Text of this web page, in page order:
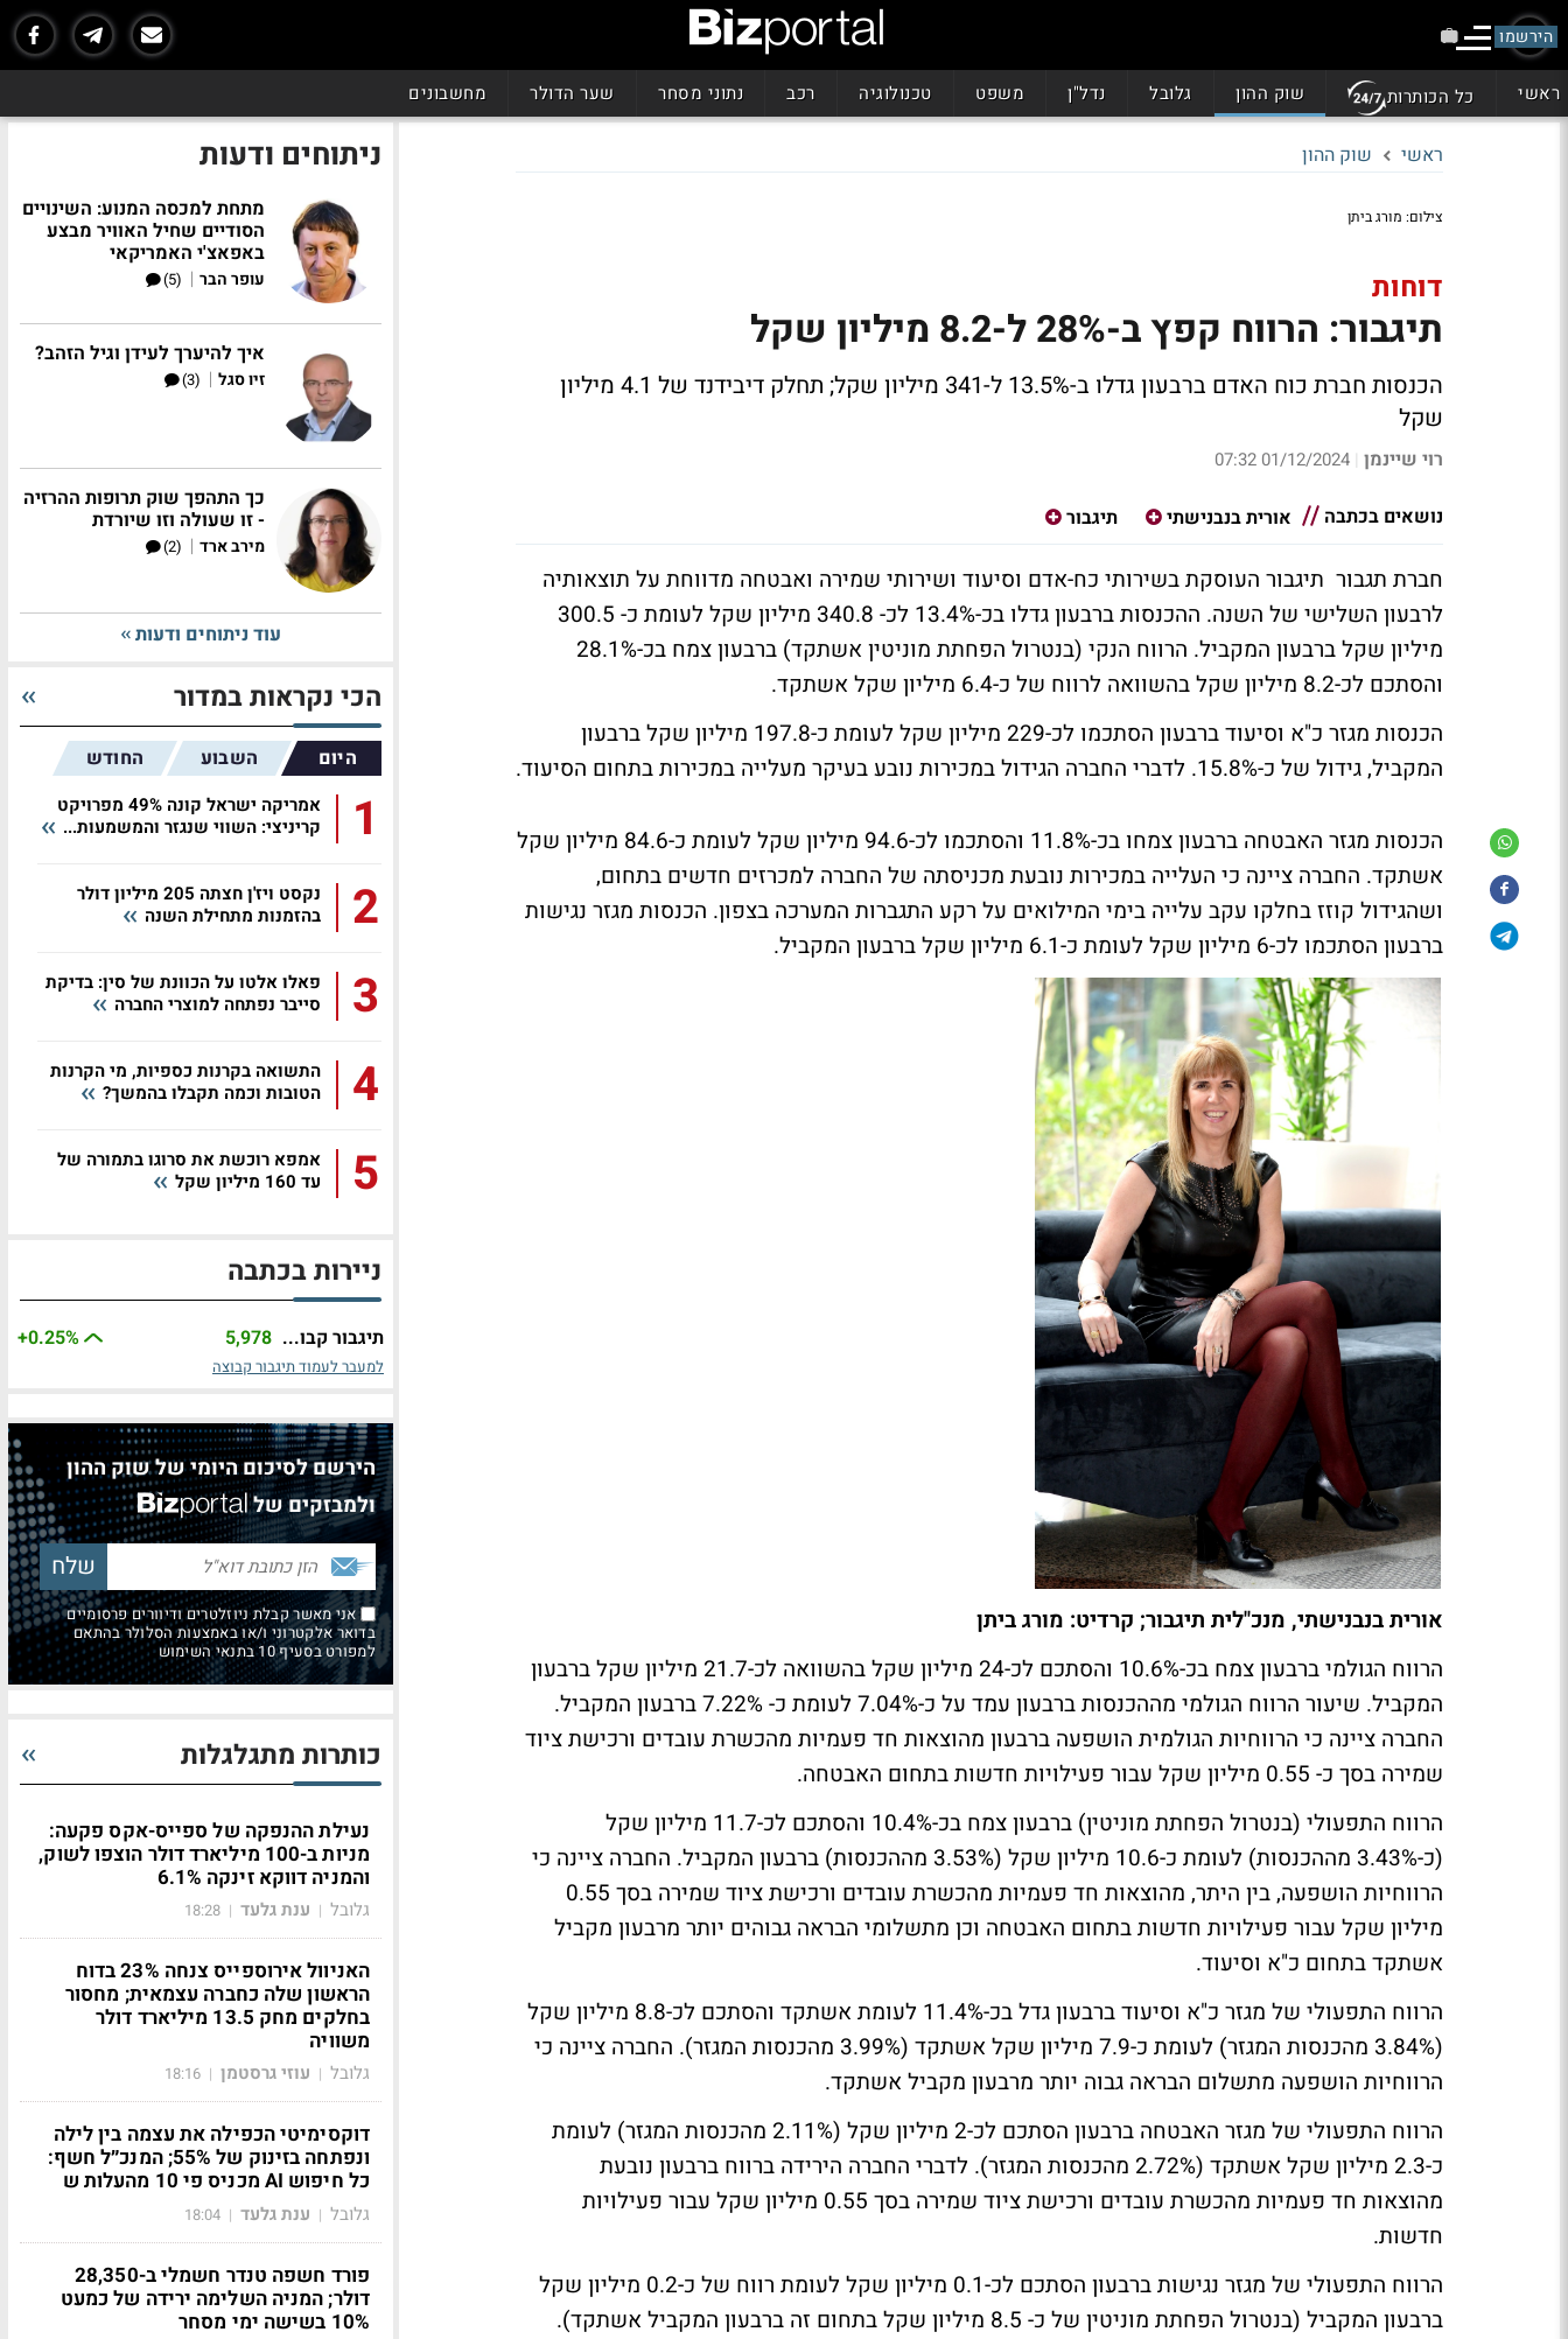
הירשמו
ראשי כל הכותרות שוק ההון גלובל נדל"ן משפט טכנולוגיה רכב נתוני מסחר שער הדולר מחשבונים
ראשי שוק ההון
צילום: מורג ביתן
דוחות
תיגבור: הרווח קפץ ב-28% ל-8.2 מיליון שקל
הכנסות חברת כוח האדם ברבעון גדלו ב-13.5% ל-341 מיליון שקל; תחלק דיבידנד של 4.1 מיליון
שקל
רוי שיינמן |
01/12/2024 07:32
נושאים בכתבה אורית בנבנישתי תיגבור
חברת תגבור תיגבור העוסקת בשירותי כח-אדם וסיעוד ושירותי שמירה ואבטחה מדווחת על תוצאותיה
לרבעון השלישי של השנה. ההכנסות ברבעון גדלו בכ-13.4% לכ- 340.8 מיליון שקל לעומת כ- 300.5
מיליון שקל ברבעון המקביל. הרווח הנקי (בנטרול הפחתת מוניטין אשתקד) ברבעון צמח בכ-28.1%
והסתכם לכ-8.2 מיליון שקל בהשוואה לרווח של כ-6.4 מיליון שקל אשתקד.
הכנסות מגזר כ"א וסיעוד ברבעון הסתכמו לכ-229 מיליון שקל לעומת כ-197.8 מיליון שקל ברבעון
המקביל, גידול של כ-15.8%. לדברי החברה הגידול במכירות נובע בעיקר מעלייה במכירות בתחום הסיעוד.
הכנסות מגזר האבטחה ברבעון צמחו בכ-11.8% והסתכמו לכ-94.6 מיליון שקל לעומת כ-84.6 מיליון שקל
אשתקד. החברה ציינה כי העלייה במכירות נובעת מכניסתה של החברה למכרזים חדשים בתחום,
ושהגידול קוזז בחלקו עקב עלייה בימי המילואים על רקע התגברות המערכה בצפון. הכנסות מגזר נגישות
ברבעון הסתכמו לכ-6 מיליון שקל לעומת כ-6.1 מיליון שקל ברבעון המקביל.
אורית בנבנישתי, מנכ"לית תיגבור; קרדיט: מורג ביתן
הרווח הגולמי ברבעון צמח בכ-10.6% והסתכם לכ-24 מיליון שקל בהשוואה לכ-21.7 מיליון שקל ברבעון
המקביל. שיעור הרווח הגולמי מההכנסות ברבעון עמד על כ-7.04% לעומת כ- 7.22% ברבעון המקביל.
החברה ציינה כי הרווחיות הגולמית הושפעה ברבעון מהוצאות חד פעמיות מהכשרת עובדים ורכישת ציוד
שמירה בסך כ- 0.55 מיליון שקל עבור פעילויות חדשות בתחום האבטחה.
הרווח התפעולי (בנטרול הפחתת מוניטין) ברבעון צמח בכ-10.4% והסתכם לכ-11.7 מיליון שקל
(כ-3.43% מההכנסות) לעומת כ-10.6 מיליון שקל (3.53% מההכנסות) ברבעון המקביל. החברה ציינה כי
הרווחיות הושפעה, בין היתר, מהוצאות חד פעמיות מהכשרת עובדים ורכישת ציוד שמירה בסך 0.55
מיליון שקל עבור פעילויות חדשות בתחום האבטחה וכן מתשלומי הבראה גבוהים יותר מרבעון מקביל
אשתקד בתחום כ"א וסיעוד.
הרווח התפעולי של מגזר כ"א וסיעוד ברבעון גדל בכ-11.4% לעומת אשתקד והסתכם לכ-8.8 מיליון שקל
(3.84% מהכנסות המגזר) לעומת כ-7.9 מיליון שקל אשתקד (3.99% מהכנסות המגזר). החברה ציינה כי
הרווחיות הושפעה מתשלום הבראה גבוה יותר מרבעון מקביל אשתקד.
הרווח התפעולי של מגזר האבטחה ברבעון הסתכם לכ-2 מיליון שקל (2.11% מהכנסות המגזר) לעומת
כ-2.3 מיליון שקל אשתקד (2.72% מהכנסות המגזר). לדברי החברה הירידה ברווח ברבעון נובעת
מהוצאות חד פעמיות מהכשרת עובדים ורכישת ציוד שמירה בסך 0.55 מיליון שקל עבור פעילויות
חדשות.
הרווח התפעולי של מגזר נגישות ברבעון הסתכם לכ-0.1 מיליון שקל לעומת רווח של כ-0.2 מיליון שקל
ברבעון המקביל (בנטרול הפחתת מוניטין של כ- 8.5 מיליון שקל בתחום זה ברבעון המקביל אשתקד).
ניתוחים ודעות
מתחת למכסה המנוע: השינויים
הסודיים שחיל האוויר מבצע
באפאצ'י האמריקאי
עופר הבר |
(5)
איך להיערך לעידן וגיל הזהב?
זיו סגל |
(3)
כך התהפך שוק תרופות ההרזיה
- זו שעולה וזו שיורדת
מירב ארד |
(2)
עוד ניתוחים ודעות
הכי נקראות במדור
היום השבוע החודש
1
אמריקה ישראל קונה 49% מפרויקט
קריניצי: השווי שנגזר והמשמעות...
2
נקסט ויז'ן חצתה 205 מיליון דולר
בהזמנות מתחילת השנה
3
פאלו אלטו על הכוונת של סין: בדיקת
סייבר נפתחה למוצרי החברה
4
התשואה בקרנות כספיות, מי הקרנות
הטובות וכמה תקבלו בהמשך?
5
אמפא רוכשת את סרוגו בתמורה של
עד 160 מיליון שקל
ניירות בכתבה
תיגבור קבו... 5,978
+0.25%
למעבר לעמוד תיגבור קבוצה
הירשם לסיכום היומי של שוק ההון
ולמבזקים של
אני מאשר קבלת ניוזלטרים ודיוורים פרסומיים
בדואר אלקטרוני ו/או באמצעות הסלולר בהתאם
למפורט בסעיף 10 בתנאי השימוש
כותרות מתגלגלות
נעילת ההנפקה של ספייס-אקס פקעה:
מניות ב-100 מיליארד דולר הוצפו לשוק,
והמניה דווקא זינקה 6.1%
גלובל | ענת גלעד |
18:28
האניוול אירוספייס צנחה 23% בדוח
הראשון שלה כחברה עצמאית; מחסור
בחלקים מחק 13.5 מיליארד דולר
משוויה
גלובל | עוזי גרסטמן |
18:16
דוקסימיטי הכפילה את עצמה בין לילה
ונפתחה בזינוק של 55%; המנכ״ל חשף:
כל חיפוש AI מכניס פי 10 מהעלות ש
גלובל | ענת גלעד |
18:04
פורד חשפה טנדר חשמלי ב-28,350
דולר; המניה השלימה ירידה של כמעט
10% בשישה ימי מסחר